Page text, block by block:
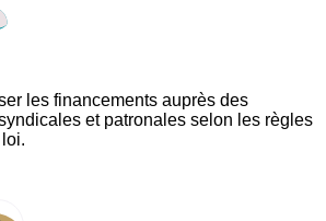
les financements auprès des
et patronales selon les règles